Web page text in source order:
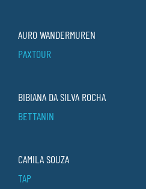
AURO WANDERMUREN
PAXTOUR
BIBIANA DA SILVA ROCHA
BETTANIN
CAMILA SOUZA
TAP